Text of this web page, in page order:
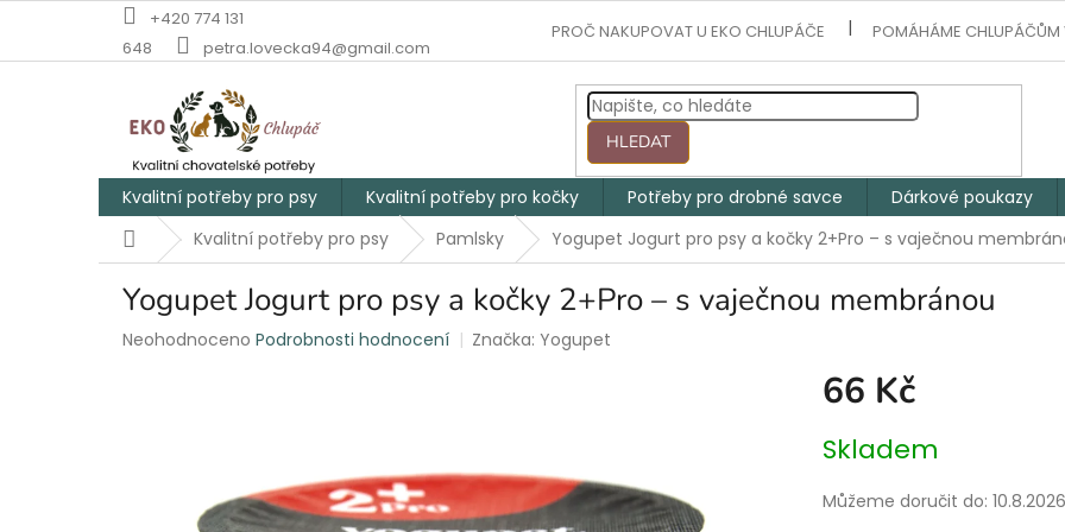
obsah
+420 774 131
648
petra.lovecka94@gmail.com
PROČ NAKUPOVAT U EKO CHLUPÁČE POMÁHÁME CHLUPÁČŮM
HLEDAT
Kvalitní potřeby pro psy Kvalitní potřeby pro kočky Potřeby pro drobné savce Dárkové poukazy
DomůKvalitní potřeby pro psy Pamlsky Yogupet Jogurt pro psy a kočky 2+Pro – s vaječnou
Yogupet Jogurt pro psy a kočky 2+Pro – s vaječnou membránou
Průměrné
Neohodnoceno Podrobnosti hodnocení Značka:Yogupet
66 Kč
cena:
Skladem
Můžeme doručit do: 10.8.2026